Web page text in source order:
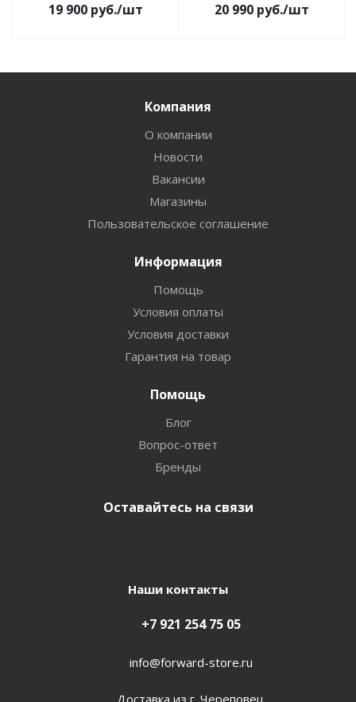
19 900 руб./шт 20 990 руб./шт
Компания
О компании
Новости
Вакансии
Магазины
Пользовательское соглашение
Информация
Помощь
Условия оплаты
Условия доставки
Гарантия на товар
Помощь
Блог
Вопрос-ответ
Бренды
Оставайтесь на связи
Наши контакты
+7 921 254 75 05
info@forward-store.ru
Доставка из г. Череповец